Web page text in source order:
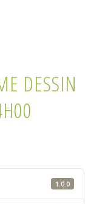
DESSIN
1.0.0